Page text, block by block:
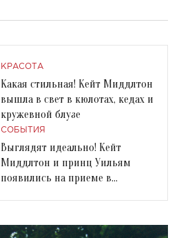
КРАСОТА
Какая стильная! Кейт Миддлтон
вышла в свет в кюлотах, кедах и
кружевной блузе
СОБЫТИЯ
Выглядят идеально! Кейт
Миддлтон и принц Уильям
появились на приеме в